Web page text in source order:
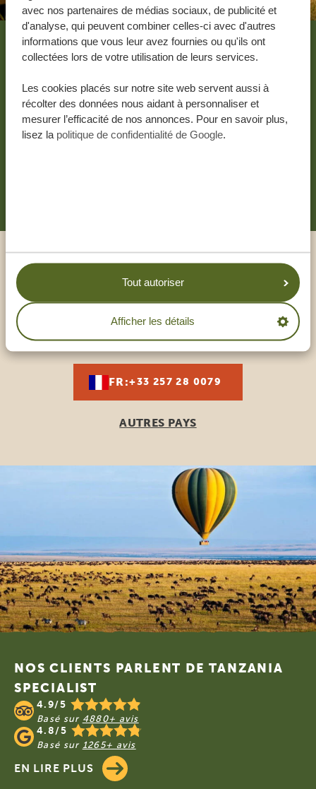
avec nos partenaires de médias sociaux, de publicité et
d'analyse, qui peuvent combiner celles-ci avec d'autres
informations que vous leur avez fournies ou qu'ils ont
collectées lors de votre utilisation de leurs services.
Les cookies placés sur notre site web servent aussi à
récolter des données nous aidant à personnaliser et
mesurer l’efficacité de nos annonces. Pour en savoir plus,
lisez la politique de confidentialité de Google.
Tout autoriser
Afficher les détails
La création du voyage de
vos rêves, c'est par ici.
DEVIS GRATUIT, SANS AUCUNE OBLIGATION
Appeler un expert
AIDER
FR:+33 257 28 0079
AUTRES PAYS
Footer
NOS CLIENTS PARLENT DE TANZANIA
SPECIALIST
4.9/5
Basé sur 4880+ avis
4.8/5
Basé sur 1265+ avis
EN LIRE PLUS